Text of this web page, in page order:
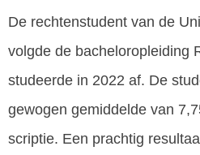
De rechtenstudent van de
volgde de bacheloropleiding
studeerde in 2022 af. De
gewogen gemiddelde van
scriptie. Een prachtig